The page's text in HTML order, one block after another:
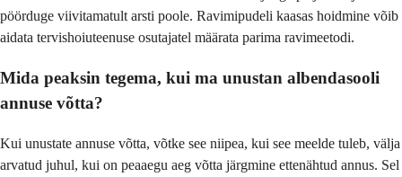
pöörduge viivitamatult arsti poole. Ravimipudeli kaasas hoidmine võib
aidata tervishoiuteenuse osutajatel määrata parima ravimeetodi.
Mida peaksin tegema, kui ma unustan albendasooli
annuse võtta?
Kui unustate annuse võtta, võtke see niipea, kui see meelde tuleb, välja
arvatud juhul, kui on peaaegu aeg võtta järgmine ettenähtud annus. Sel